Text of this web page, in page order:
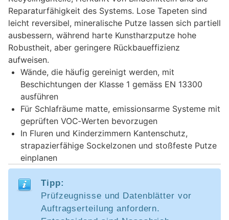
Reparaturfähigkeit des Systems. Lose Tapeten sind
leicht reversibel, mineralische Putze lassen sich partiell
ausbessern, während harte Kunstharzputze hohe
Robustheit, aber geringere Rückbaueffizienz
aufweisen.
Wände, die häufig gereinigt werden, mit
Beschichtungen der Klasse 1 gemäss EN 13300
ausführen
Für Schlafräume matte, emissionsarme Systeme mit
geprüften VOC‑Werten bevorzugen
In Fluren und Kinderzimmern Kantenschutz,
strapazierfähige Sockelzonen und stoßfeste Putze
einplanen
Tipp:
Prüfzeugnisse und Datenblätter vor
Auftragserteilung anfordern.